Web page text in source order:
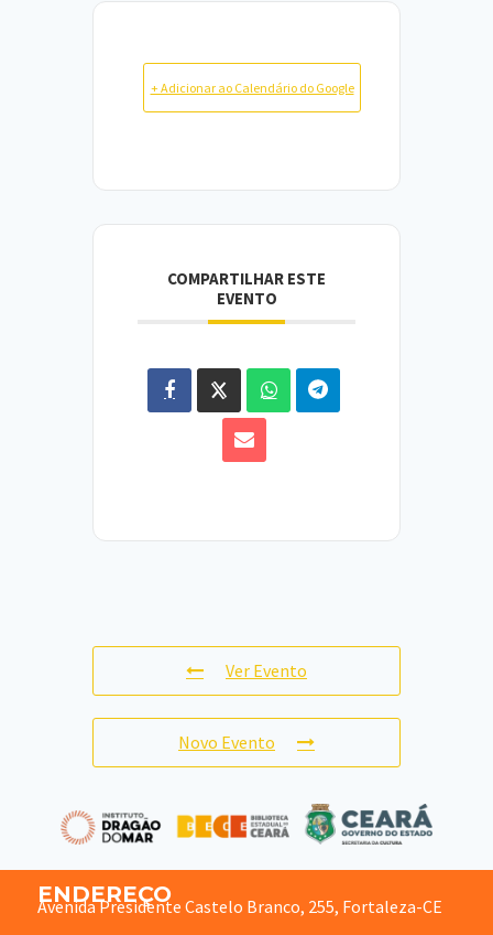
+ Adicionar ao Calendário do Google
COMPARTILHAR ESTE
EVENTO
Ver Evento
Novo Evento
ENDEREÇO
Avenida Presidente Castelo Branco, 255, Fortaleza-CE